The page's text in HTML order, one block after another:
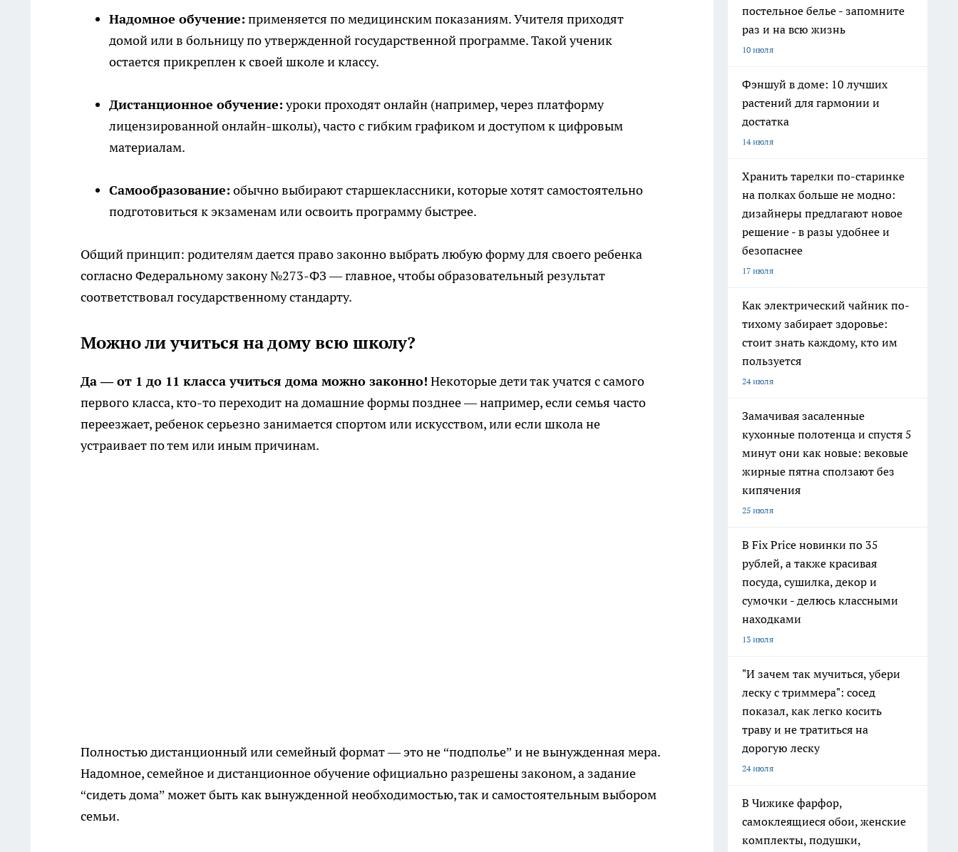
Надомное обучение: применяется по медицинским показаниям. Учителя приходят
домой или в больницу по утвержденной государственной программе. Такой ученик
остается прикреплен к своей школе и классу.
Дистанционное обучение:уроки проходят онлайн (например, через платформу
лицензированной онлайн-школы), часто с гибким графиком и доступом к цифровым
материалам.
Самообразование: обычно выбирают старшеклассники, которые хотят самостоятельно
подготовиться к экзаменам или освоить программу быстрее.
Общий принцип: родителям дается право законно выбрать любую форму для своего ребенка
согласно Федеральному закону №273-ФЗ — главное, чтобы образовательный результат
соответствовал государственному стандарту.
Можно ли учиться на дому всю школу?
Да — от 1 до 11 класса учиться дома можно законно! Некоторые дети так учатся с самого
первого класса, кто-то переходит на домашние формы позднее — например, если семья часто
переезжает, ребенок серьезно занимается спортом или искусством, или если школа не
устраивает по тем или иным причинам.
Полностью дистанционный или семейный формат — это не “подполье” и не вынужденная мера.
Надомное, семейное и дистанционное обучение официально разрешены законом, а задание
“сидеть дома” может быть как вынужденной необходимостью, так и самостоятельным выбором
семьи.
постельное белье - запомните
раз и на всю жизнь
10 июля
Фэншуй в доме: 10 лучших
растений для гармонии и
достатка
14 июля
Хранить тарелки по-старинке
на полках больше не модно:
дизайнеры предлагают новое
решение - в разы удобнее и
безопаснее
17 июля
Как электрический чайник по-
тихому забирает здоровье:
стоит знать каждому, кто им
пользуется
24 июля
Замачивая засаленные
кухонные полотенца и спустя 5
минут они как новые: вековые
жирные пятна сползают без
кипячения
25 июля
В Fix Price новинки по 35
рублей, а также красивая
посуда, сушилка, декор и
сумочки - делюсь классными
находками
13 июля
"И зачем так мучиться, убери
леску с триммера": сосед
показал, как легко косить
траву и не тратиться на
дорогую леску
24 июля
В Чижике фарфор,
самоклеящиеся обои, женские
комплекты, подушки,